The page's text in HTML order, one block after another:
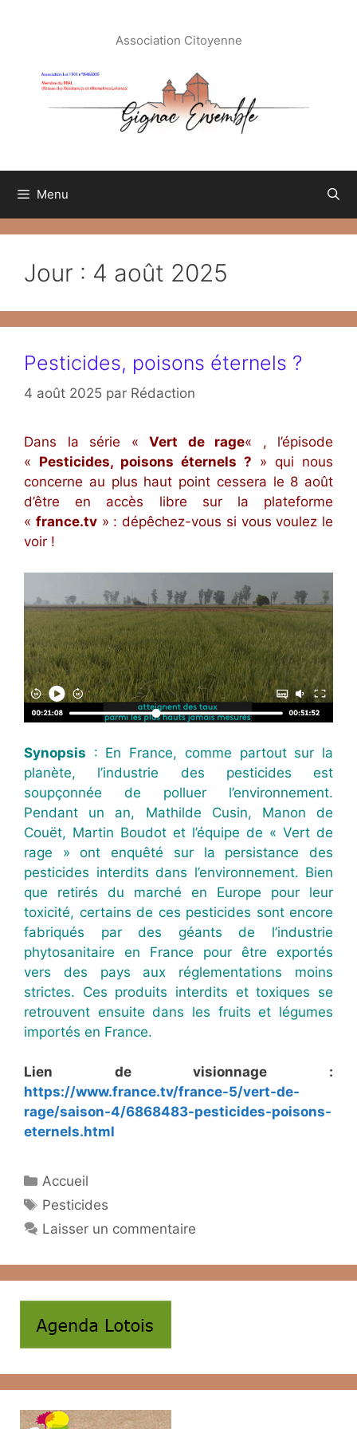
Association Citoyenne
Menu
Jour : 4 août 2025
Pesticides, poisons éternels ?
4 août 2025 par Rédaction
Dans la série « Vert de rage« , l’épisode
« Pesticides, poisons éternels ? » qui nous
concerne au plus haut point cessera le 8 août
d’être en accès libre sur la plateforme
« france.tv» : dépêchez-vous si vous voulez le
voir !
Synopsis : En France, comme partout sur la
planète, l’industrie des pesticides est
soupçonnée de polluer l’environnement.
Pendant un an, Mathilde Cusin, Manon de
Couët, Martin Boudot et l’équipe de « Vert de
rage » ont enquêté sur la persistance des
pesticides interdits dans l’environnement. Bien
que retirés du marché en Europe pour leur
toxicité, certains de ces pesticides sont encore
fabriqués par des géants de l’industrie
phytosanitaire en France pour être exportés
vers des pays aux réglementations moins
strictes. Ces produits interdits et toxiques se
retrouvent ensuite dans les fruits et légumes
importés en France.
Lien de visionnage :
https://www.france.tv/france-5/vert-de-
rage/saison-4/6868483-pesticides-poisons-
eternels.html
Catégories
Accueil
Étiquettes
Pesticides
Laisser un commentaire